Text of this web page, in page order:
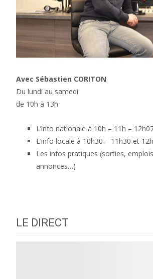
Avec Sébastien CORITON
Du lundi au samedi
de 10h à 13h
L’info nationale à 10h – 11h –
L’info locale à 10h30 – 11h30 et 12h
Les infos pratiques (sorties,
annonces…)
LE DIRECT